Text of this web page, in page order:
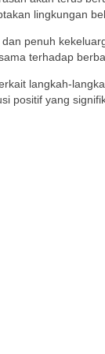
lingkungan
penuh
terhadap
langkah-
positif yang